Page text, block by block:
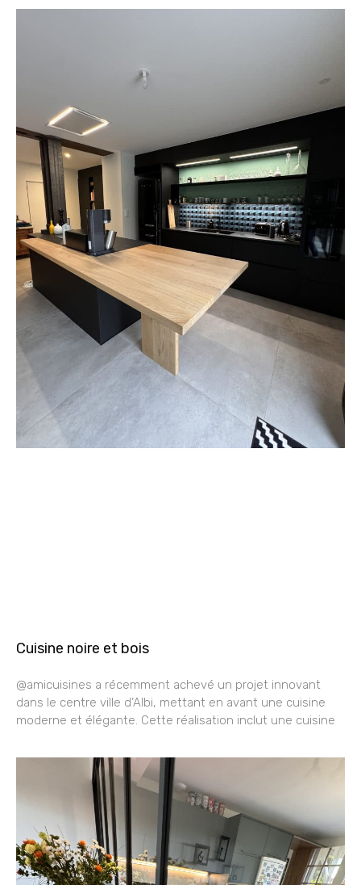
Cuisine noire et bois
@amicuisines a récemment achevé un projet innovant
dans le centre ville d’Albi, mettant en avant une cuisine
moderne et élégante. Cette réalisation inclut une cuisine